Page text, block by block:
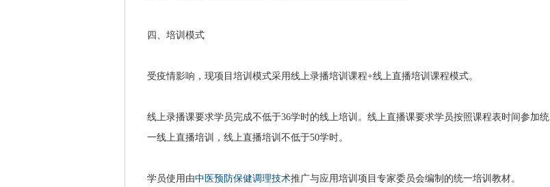
四、培训模式
受疫情影响，现项目培训模式采用线上录播培训课程+线上直播培训课程模式。
线上录播课要求学员完成不低于36学时的线上培训。线上直播课要求学员按照课程表时间参加统
一线上直播培训，线上直播培训不低于50学时。
学员使用由中医预防保健调理技术推广与应用培训项目专家委员会编制的统一培训教材。